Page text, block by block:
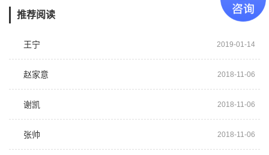
推荐阅读
王宁 2019-01-14
赵家意 2018-11-06
谢凯 2018-11-06
张帅 2018-11-06